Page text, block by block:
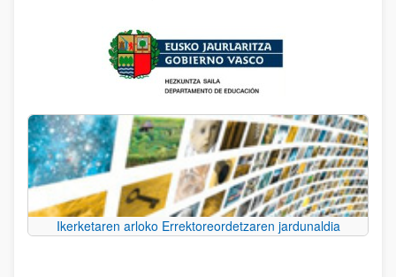
Ikerketaren arloko Errektoreordetzaren jardunaldia